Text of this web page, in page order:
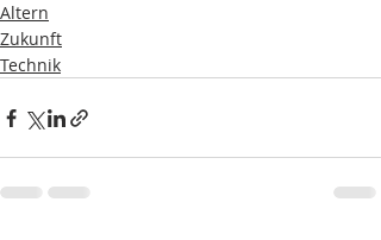
Altern
Zukunft
Technik